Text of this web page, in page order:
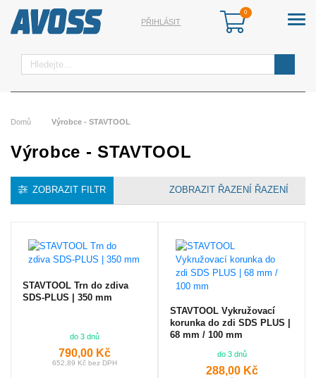
Hledat
PŘIHLÁSIT
Domů Výrobce - STAVTOOL
Výrobce - STAVTOOL
ZOBRAZIT FILTR ŘAZENÍ
STAVTOOL Trn do zdiva
SDS-PLUS | 350 mm
do 3 dnů
790,00 Kč
652,89 Kč bez DPH
STAVTOOL Vykružovací
korunka do zdi SDS PLUS |
68 mm / 100 mm
do 3 dnů
288,00 Kč